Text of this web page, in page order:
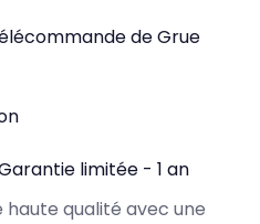
de Grue
limitée - 1 an
qualité avec une